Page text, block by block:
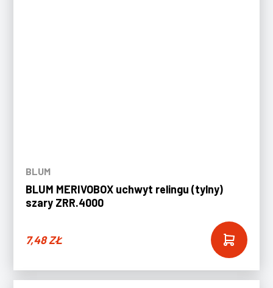
BLUM
BLUM MERIVOBOX uchwyt relingu (tylny)
szary ZRR.4000
7,48ZŁ